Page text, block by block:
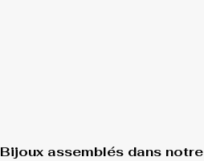
Bijoux assemblés dans notre